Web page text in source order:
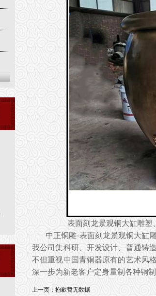
表面刻龙景观铜大缸雕塑
中正铜雕-表面刻龙景观铜大缸雕
我公司集科研、开发设计、普通铸
不但重视中国青铜器原有的艺术风
深一步为新老客户定身量制各种铜
上一页： 抱歉暂无数据